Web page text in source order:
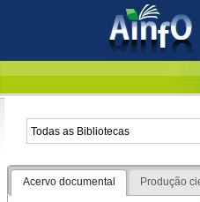
Acervo documental Produção